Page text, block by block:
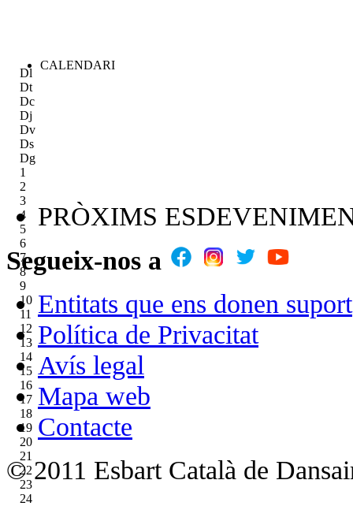
CALENDARI
Dl
Dt
Dc
Dj
Dv
Ds
Dg
1
2
3
4
5
6
7
8
9
10
11
12
13
14
15
16
17
18
19
20
21
22
23
24
PRÒXIMS
Segueix-nos a
Entitats que ens donen suport
Política de Privacitat
Avís legal
Mapa web
Contacte
© 2011 Esbart Català de